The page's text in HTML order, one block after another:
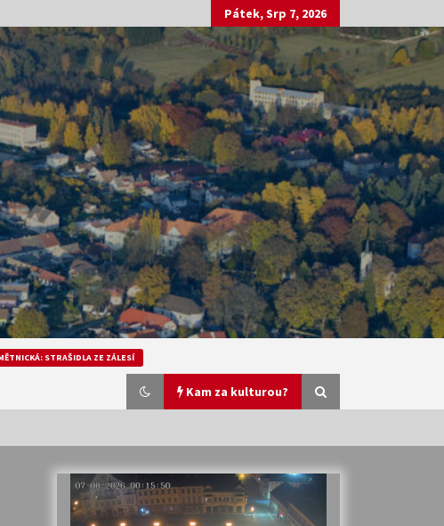
Pátek, Srp 7, 2026
STRAŠIDLA ZE ZÁLESÍ
Kam za kulturou?
Veselí muzikanti
30. 7. 2026